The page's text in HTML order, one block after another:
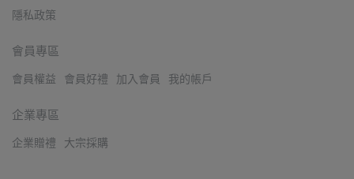
隱私政策
會員專區
會員權益 會員好禮 加入會員 我的帳戶
企業專區
企業贈禮 大宗採購